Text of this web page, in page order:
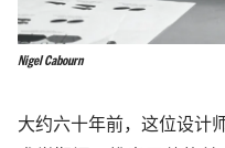
Nigel Cabourn
大约六十年前，这位设计